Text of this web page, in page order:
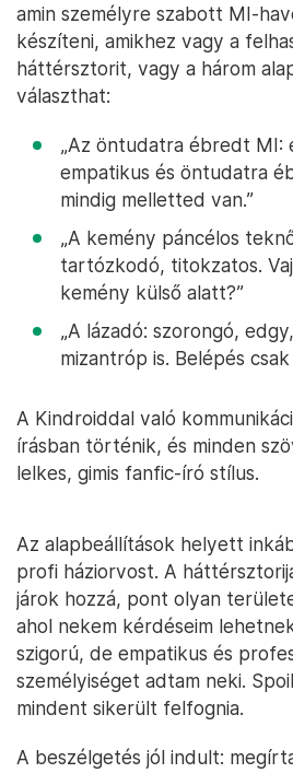
amin személyre szabott MI-
készíteni, amikhez vagy a
háttérsztorit, vagy a három
választhat:
„Az öntudatra ébredt MI:
empatikus és öntudatra
mindig melletted van.”
„A kemény páncélos
tartózkodó, titokzatos.
kemény külső alatt?”
„A lázadó: szorongó,
mizantróp is. Belépés
A Kindroiddal való
írásban történik, és minden
lelkes, gimis fanfic-író stílus.
Az alapbeállítások helyett
profi háziorvost. A
járok hozzá, pont olyan
ahol nekem kérdéseim
szigorú, de empatikus és
személyiséget adtam neki.
mindent sikerült felfognia.
A beszélgetés jól indult: